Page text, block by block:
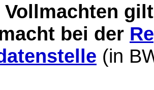
Vollmachten
bei der
(in